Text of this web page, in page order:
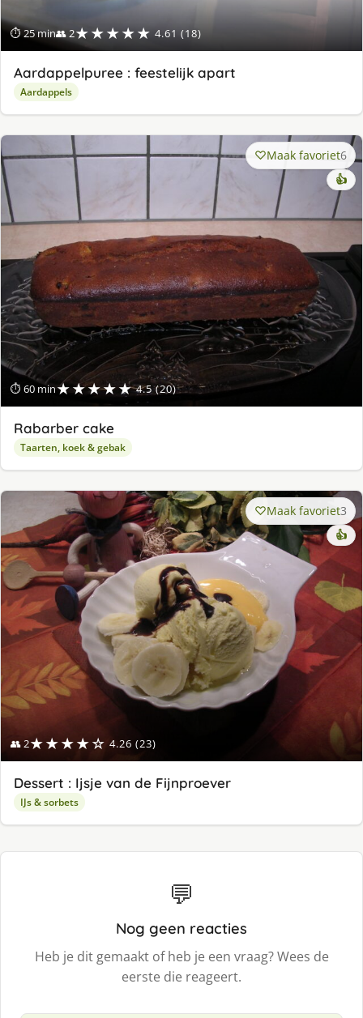
⏱ 25 min👥 2★★★★★ 4.61 (18)
Aardappelpuree : feestelijk apart
Aardappels
⏱ 60 min★★★★★ 4.5 (20)
Maak favoriet6
👍
Rabarber cake
Taarten, koek & gebak
👥 2★★★★☆ 4.26 (23)
Maak favoriet3
👍
Dessert : Ijsje van de Fijnproever
IJs & sorbets
💬
Nog geen reacties
Heb je dit gemaakt of heb je een vraag? Wees de
eerste die reageert.